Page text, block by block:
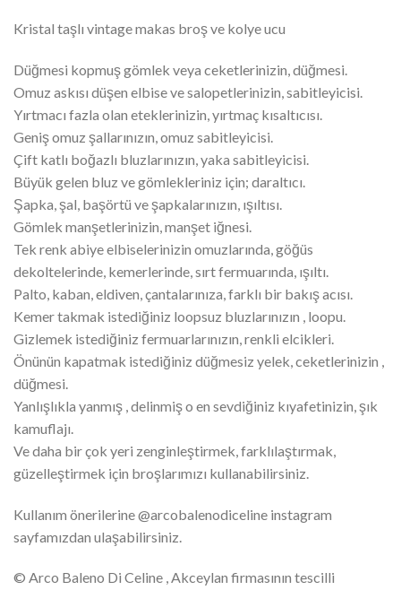
Kristal taşlı vintage makas broş ve kolye ucu
Düğmesi kopmuş gömlek veya ceketlerinizin, düğmesi.
Omuz askısı düşen elbise ve salopetlerinizin, sabitleyicisi.
Yırtmacı fazla olan eteklerinizin, yırtmaç kısaltıcısı.
Geniş omuz şallarınızın, omuz sabitleyicisi.
Çift katlı boğazlı bluzlarınızın, yaka sabitleyicisi.
Büyük gelen bluz ve gömlekleriniz için; daraltıcı.
Şapka, şal, başörtü ve şapkalarınızın, ışıltısı.
Gömlek manşetlerinizin, manşet iğnesi.
Tek renk abiye elbiselerinizin omuzlarında, göğüs
dekoltelerinde, kemerlerinde, sırt fermuarında, ışıltı.
Palto, kaban, eldiven, çantalarınıza, farklı bir bakış acısı.
Kemer takmak istediğiniz loopsuz bluzlarınızın , loopu.
Gizlemek istediğiniz fermuarlarınızın, renkli elcikleri.
Önünün kapatmak istediğiniz düğmesiz yelek, ceketlerinizin ,
düğmesi.
Yanlışlıkla yanmış , delinmiş o en sevdiğiniz kıyafetinizin, şık
kamuflajı.
Ve daha bir çok yeri zenginleştirmek, farklılaştırmak,
güzelleştirmek için broşlarımızı kullanabilirsiniz.
Kullanım önerilerine @arcobalenodiceline instagram
sayfamızdan ulaşabilirsiniz.
© Arco Baleno Di Celine , Akceylan firmasının tescilli